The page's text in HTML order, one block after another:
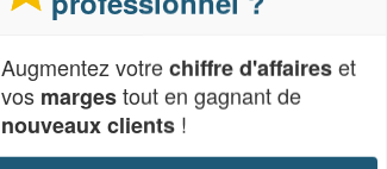
Augmentez votrechiffre d'affaireset
vos margestout en gagnant de
nouveaux clients !